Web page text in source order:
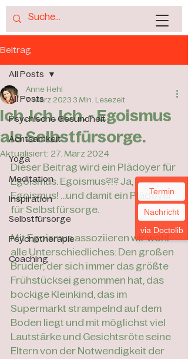
Termin
Nachricht
via Doctolib
Beitrag
All Posts
Psychische Gesundheit
Achtsamkeit
Yoga
Meditation
Inspiration
Selbstfürsorge
Psychotherapie
Coaching
All Posts
Ich. Ich. Ich. - Egoismus
als Selbstfürsorge.
Anne Hehl
7. März 2023 3 Min. Lesezeit
Aktualisiert: 27. März 2024
Dieser Beitrag wird ein Plädoyer für
Egoismus. Egoismus?!? Ja,
Egoismus! ...und damit ein Plädoyer
für Selbstfürsorge.
Mit Egoismus assoziieren wir wohl
alle Unterschiedliches: Den großen
Bruder, der sich immer das größte
Frühstücksei genommen hat, das
bockige Kleinkind, das im
Supermarkt strampelnd auf dem
Boden liegt und mit möglichst viel
Lautstärke und Gesichtsröte seine
Eltern von der Notwendigkeit der